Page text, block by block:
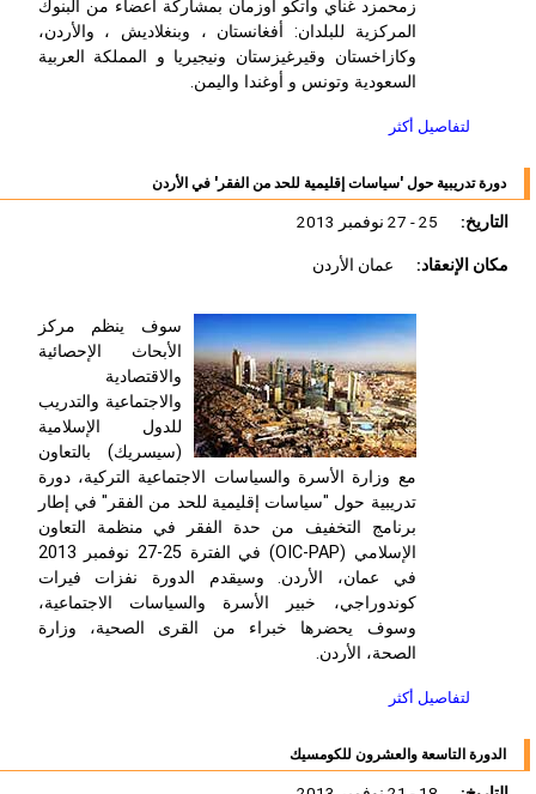
زمحمزد غناي وأتكو أوزمان بمشاركة أعضاء من البنوك
المركزية للبلدان: أفغانستان ، وبنغلاديش ، والأردن،
وكازاخستان وقيرغيزستان ونيجيريا و المملكة العربية
السعودية وتونس و أوغندا واليمن.
لتفاصيل أكثر
دورة تدريبية حول 'سياسات إقليمية للحد من الفقر' في الأردن
التاريخ:
مكان الإنعقاد:
عمان الأردن
سوف ينظم مركز
الأبحاث الإحصائية
والاقتصادية
والاجتماعية والتدريب
للدول الإسلامية
(سيسريك) بالتعاون
مع وزارة الأسرة والسياسات الاجتماعية التركية، دورة
تدريبية حول "سياسات إقليمية للحد من الفقر" في إطار
برنامج التخفيف من حدة الفقر في منظمة التعاون
الإسلامي (OIC-PAP) في الفترة 25-27 نوفمبر 2013
في عمان، الأردن. وسيقدم الدورة نفزات فيرات
كوندوراجي، خبير الأسرة والسياسات الاجتماعية،
وسوف يحضرها خبراء من القرى الصحية، وزارة
الصحة، الأردن.
لتفاصيل أكثر
الدورة التاسعة والعشرون للكومسيك